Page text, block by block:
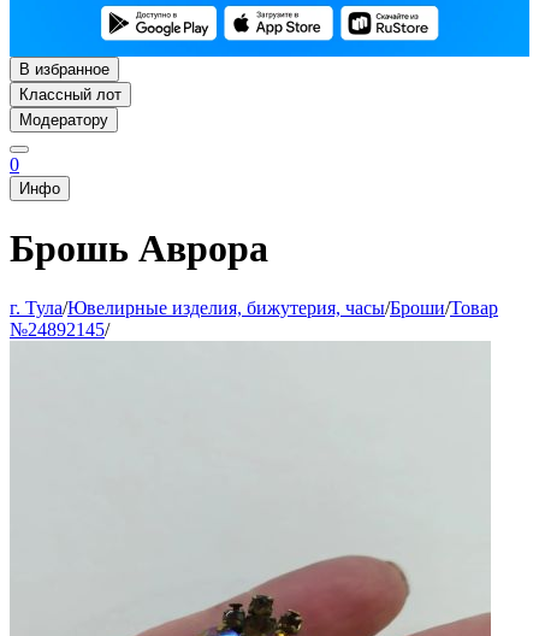
В избранное
Классный лот
Модератору
0
Инфо
Брошь Аврора
г. Тула/Ювелирные изделия, бижутерия, часы/Броши/Товар
№24892145/